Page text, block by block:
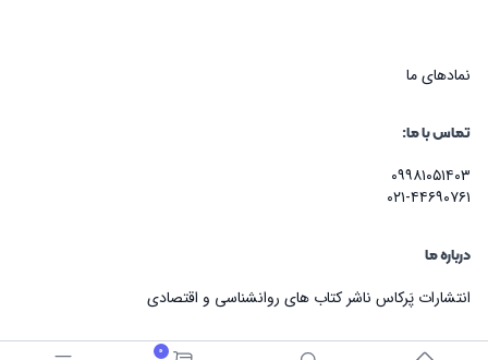
0
نماد‌های ما
تماس با ما:
۰۹۹۸۱۰۵۱۴۰۳
۰۲۱-۴۴۶۹۰۷۶۱
درباره ما
انتشارات پَرکاس ناشر کتاب های روانشناسی و اقتصادی